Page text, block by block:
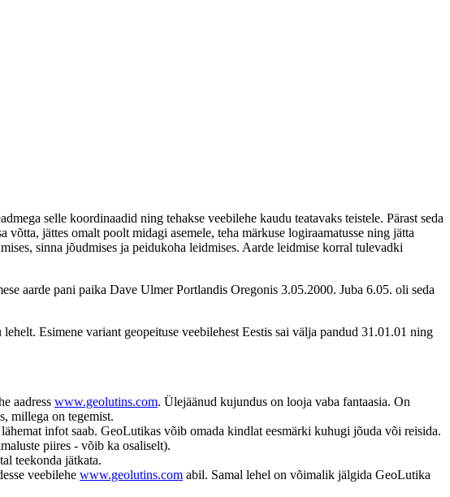
selle koordinaadid ning tehakse veebilehe kaudu teatavaks teistele. Pärast seda
jättes omalt poolt midagi asemele, teha märkuse logiraamatusse ning jätta
sinna jõudmises ja peidukoha leidmises. Aarde leidmise korral tulevadki
aarde pani paika Dave Ulmer Portlandis Oregonis 3.05.2000. Juba 6.05. oli seda
Esimene variant geopeituse veebilehest Eestis sai välja pandud 31.01.01 ning
aadress www.geolutins.com. Ülejäänud kujundus on looja vaba fantaasia. On
millega on tegemist.
infot saab. GeoLutikas võib omada kindlat eesmärki kuhugi jõuda või reisida.
piires - võib ka osaliselt).
teekonda jätkata.
veebilehe www.geolutins.com abil. Samal lehel on võimalik jälgida GeoLutika